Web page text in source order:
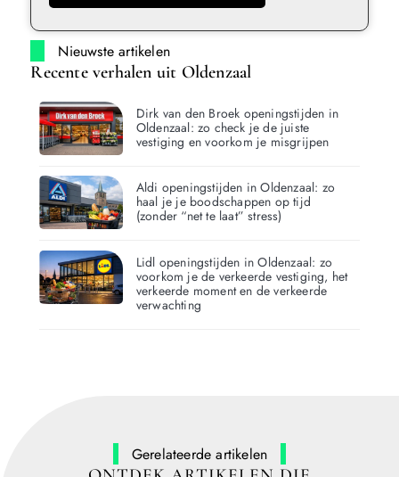
Nieuwste artikelen
Recente verhalen uit Oldenzaal
Dirk van den Broek openingstijden in
Oldenzaal: zo check je de juiste
vestiging en voorkom je misgrijpen
Aldi openingstijden in Oldenzaal: zo
haal je je boodschappen op tijd
(zonder “net te laat” stress)
Lidl openingstijden in Oldenzaal: zo
voorkom je de verkeerde vestiging, het
verkeerde moment en de verkeerde
verwachting
Gerelateerde artikelen